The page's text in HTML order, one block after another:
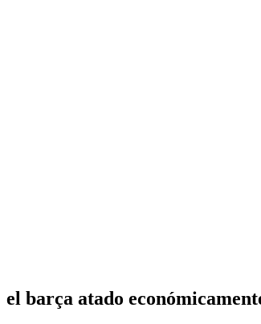
el barça atado